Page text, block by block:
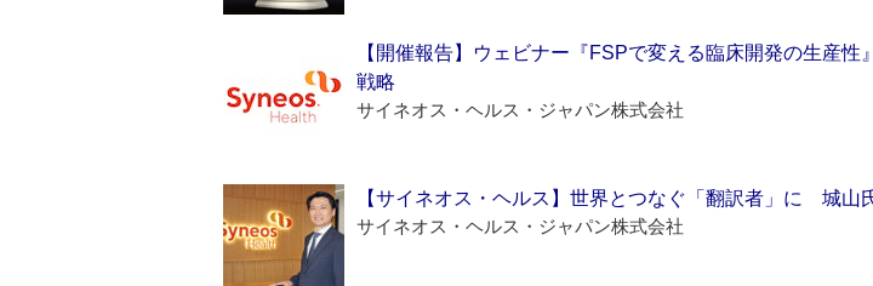
【開催報告】ウェビナー『FSPで変える臨床開発の生産性
戦略
サイネオス・ヘルス・ジャパン株式会社
【サイネオス・ヘルス】世界とつなぐ「翻訳者」に 城山
サイネオス・ヘルス・ジャパン株式会社